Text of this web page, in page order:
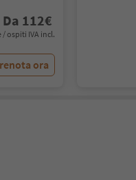
Da 112€
/ ospiti IVA incl.
ora